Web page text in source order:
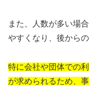
また、人数が多い場
やすくなり、後から
特に会社や団体での
が求められるため、